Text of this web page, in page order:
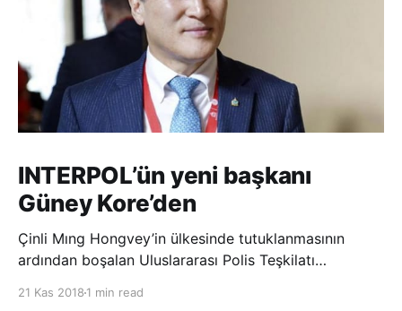
INTERPOL’ün yeni başkanı
Güney Kore’den
Çinli Mıng Hongvey’in ülkesinde tutuklanmasının
ardından boşalan Uluslararası Polis Teşkilatı
21 Kas 2018 1 min read